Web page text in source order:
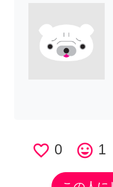
favorite_border 0 tag_faces 1